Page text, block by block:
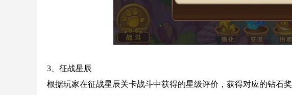
3、征战星辰
根据玩家在征战星辰关卡战斗中获得的星级评价，获得对应的钻石